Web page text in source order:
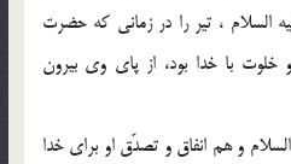
السلام ، تیر را در زمانی که حضرت
با خدا بود، از پای وی بیرون
و هم انفاق و تصدّق او برای خدا